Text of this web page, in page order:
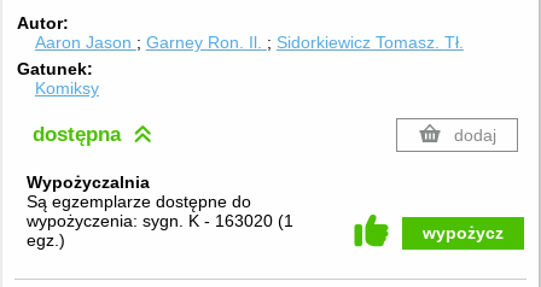
Autor
Aaron Jason
Garney Ron. Il. Sidorkiewicz Tomasz. Tł.
Gatunek
Komiksy
dostępna dodaj
Wypożyczalnia
Są egzemplarze dostępne do
wypożyczenia: sygn. K - 163020 (1
egz. ) wypożycz